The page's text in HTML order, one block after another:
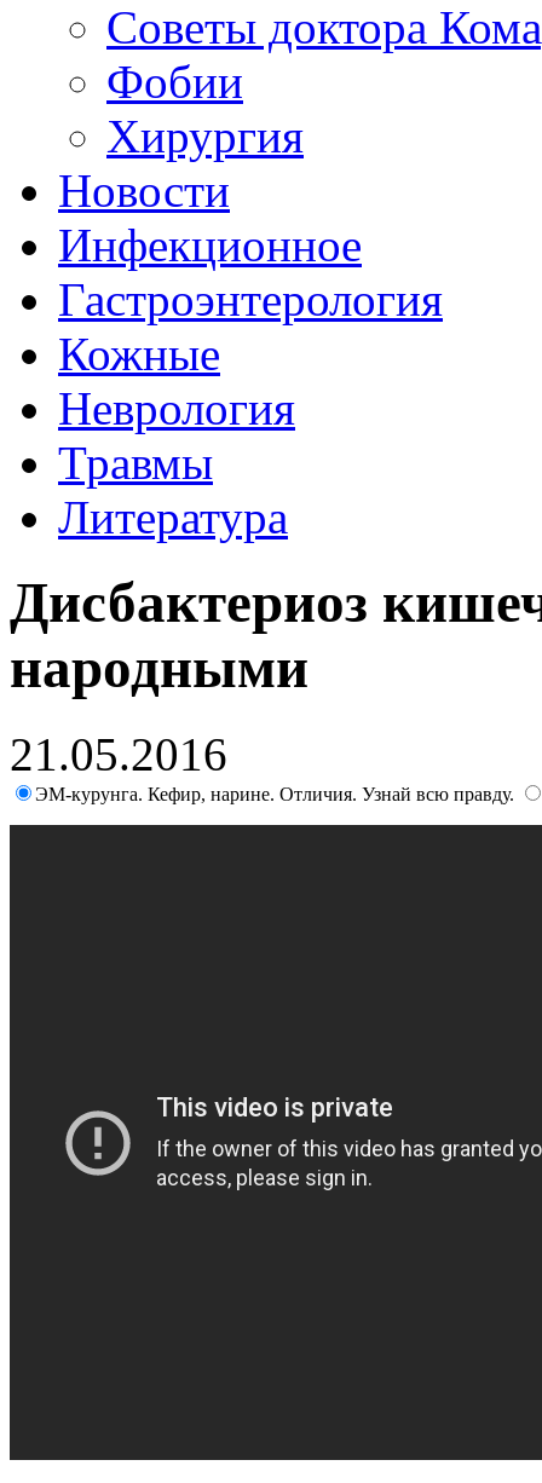
Советы доктора
Фобии
Хирургия
Новости
Инфекционное
Гастроэнтерология
Кожные
Неврология
Травмы
Литература
Дисбактериоз
народными
21.05.2016
ЭМ-курунга. Кефир, нарине. Отличия. Узнай всю правду.